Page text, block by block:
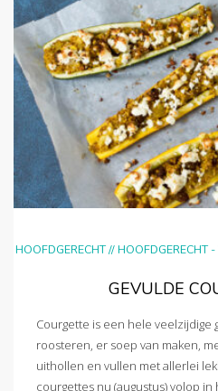
HOOFDGERECHT//HOOFDGERECHT -
GEVULDE
Courgette is een hele veelzijdige
roosteren, er soep van maken,
uithollen en vullen met allerlei
courgettes nu (augustus) volop